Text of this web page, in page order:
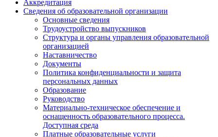
Аккредитация
Сведения об образовательной организации
Основные сведения
Трудоустройство выпускников
Структура и органы управления образовательной
организацией
Наставничество
Документы
Политика конфиденциальности и защита
персональных данных
Образование
Руководство
Материально-техническое обеспечение и
оснащенность образовательного процесса.
Доступная среда
Платные образовательные услуги